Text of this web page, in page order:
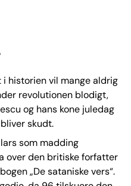
historien vil mange aldrig
revolutionen blodigt,
og hans kone juledag
skudt.
som madding
over den britiske forfatter
„De sataniske vers“.